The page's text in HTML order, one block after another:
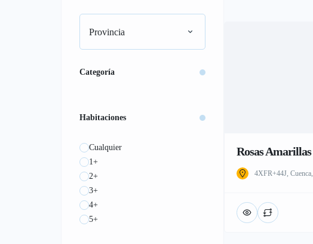
Provincia
Categoría
Habitaciones
Cualquier
1+
2+
3+
4+
5+
Rosas
4XFR+44J,